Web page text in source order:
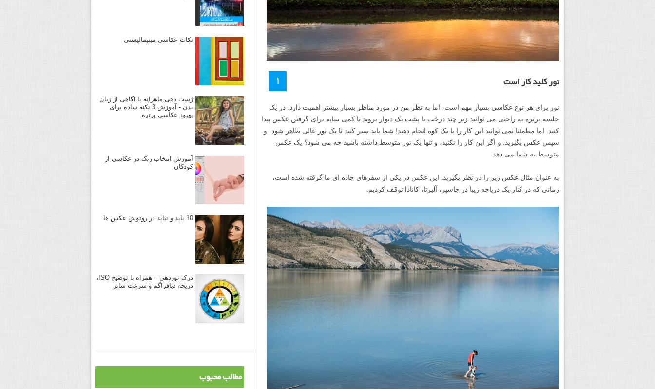
۱ نور کلید کار است
نور برای هر نوع عکاسی بسیار مهم است، اما به نظر من در مورد مناظر بسیار بیشتر اهمیت دارد. در یک
جلسه پرتره به راحتی می توانید زیر چند درخت یا پشت یک دیوار بروید تا کمی سایه برای گرفتن عکس پیدا
کنید. اما مطمئنا نمی توانید این کار را با یک کوه انجام دهید! شما باید صبر کنید تا یک نور عالی ظاهر شود، و
سپس عکس بگیرید. و اگر این کار را نکنید، و تنها یک نور متوسط داشته باشید چه می شود؟ یک عکس
متوسط به شما می دهد.
به عنوان مثال عکس زیر را در نظر بگیرید. این عکس در یکی از سفرهای جاده ای ما گرفته شده است،
زمانی که در کنار یک دریاچه زیبا در جاسپر، آلبرتا، کانادا توقف کردیم.
نکات عکاسی مینیمالیستی
ژست دهی ماهرانه با آگاهی از زبان
بدن - آموزش 3 نکته ساده برای
بهبود عکاسی پرتره
آموزش انتخاب رنگ در عکاسی از
کودکان
10 باید و نباید در روتوش عکس ها
درک نوردهی – همراه با توضیح ISO،
دریچه دیافراگم و سرعت شاتر
مطالب محبوب